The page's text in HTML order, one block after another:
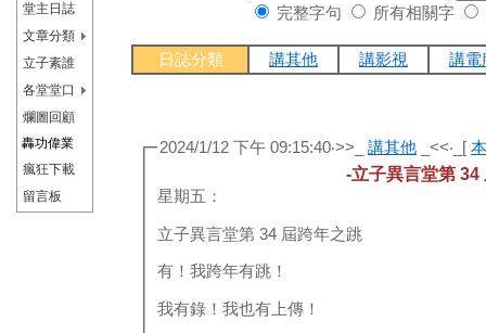
堂主日誌
文章分類
立子素誰
各堂堂口
爛圖回顧
轟功偉業
瘋狂下載
留言板
完整字句 所有相關字
日誌分類 講其他 講影視 講電
2024/1/12 下午 09:15:40‧>>_ 講其他 _<<‧_[
-立子異言堂第 34
星期五：
立子異言堂第 34 屆跨年之跳
有！我跨年有跳！
我有錄！我也有上傳！